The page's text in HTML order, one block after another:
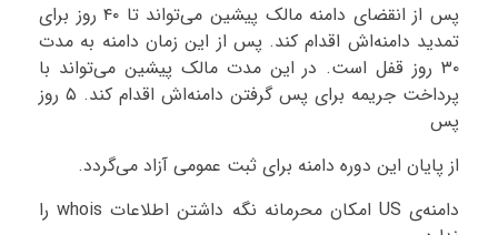
پس از انقضای دامنه مالک پیشین می‌تواند تا ۴۰ روز برای
تمدید دامنه‌اش اقدام کند. پس از این زمان دامنه به مدت
۳۰ روز قفل است. در این مدت مالک پیشین می‌تواند با
پرداخت جریمه برای پس گرفتن دامنه‌اش اقدام کند. ۵ روز
پس
از پایان این دوره دامنه برای ثبت عمومی آزاد می‌گردد.
دامنه‌ی US امکان محرمانه نگه داشتن اطلاعات whois را